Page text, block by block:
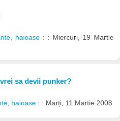
haioase : : Miercuri, 19 Martie
sa devii punker?
haioase : : Marți, 11 Martie 2008